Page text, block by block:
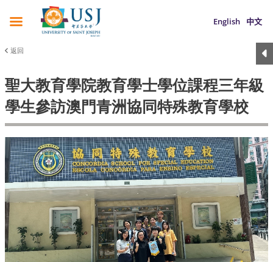
English 中文
返回
聖大教育學院教育學士學位課程三年級
學生參訪澳門青洲協同特殊教育學校